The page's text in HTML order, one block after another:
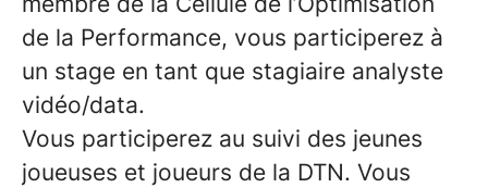
de la Performance, vous participerez à
un stage en tant que stagiaire analyste
vidéo/data.
Vous participerez au suivi des jeunes
joueuses et joueurs de la DTN. Vous